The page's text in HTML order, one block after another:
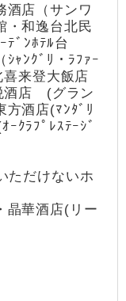
酒店（サンワ
・和逸台北民
ﾃﾞﾝﾎﾃﾙ台
ｼｬﾝｸﾞﾘ・ﾗﾌｧｰ
来登大飯店
酒店 (グラン
方酒店(ﾏﾝﾀﾞﾘ
ｰｸﾗﾌﾟﾚｽﾃｰｼﾞ
ただけないホ
晶華酒店(リー